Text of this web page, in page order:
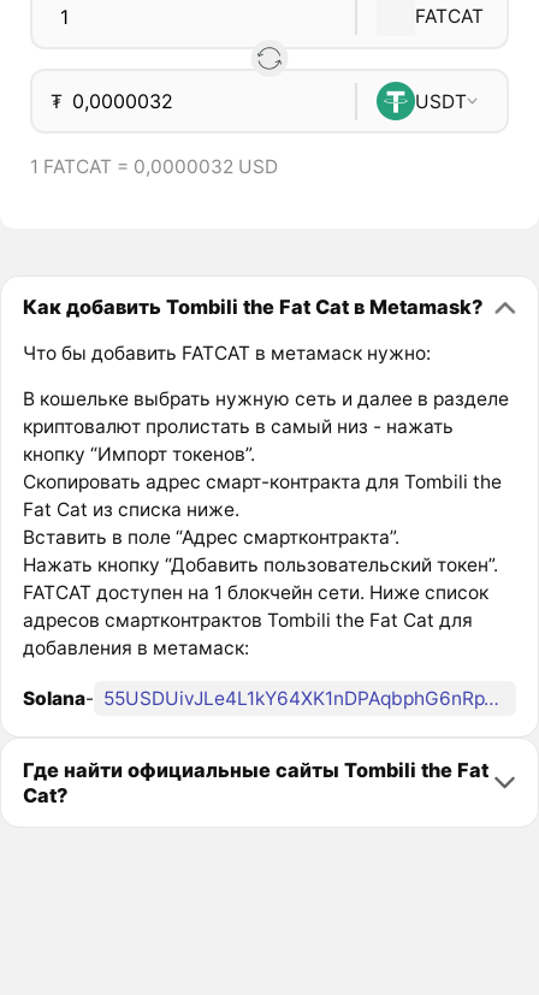
FATCAT
₮ USDT
1 FATCAT = 0,0000032 USD
Как добавить Tombili the Fat Cat в Metamask?
Что бы добавить FATCAT в метамаск нужно:
В кошельке выбрать нужную сеть и далее в разделе
криптовалют пролистать в самый низ - нажать
кнопку “Импорт токенов”.
Скопировать адрес смарт-контракта для Tombili the
Fat Cat из списка ниже.
Вставить в поле “Адрес смартконтракта”.
Нажать кнопку “Добавить пользовательский токен”.
FATCAT доступен на 1 блокчейн сети. Ниже список
адресов смартконтрактов Tombili the Fat Cat для
добавления в метамаск:
Solana- 55USDUivJLe4L1kY64XK1nDPAqbphG6nRpTjk2iZ5PwG
Где найти официальные сайты Tombili the Fat
Cat?